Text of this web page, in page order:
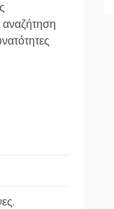
αναζήτηση